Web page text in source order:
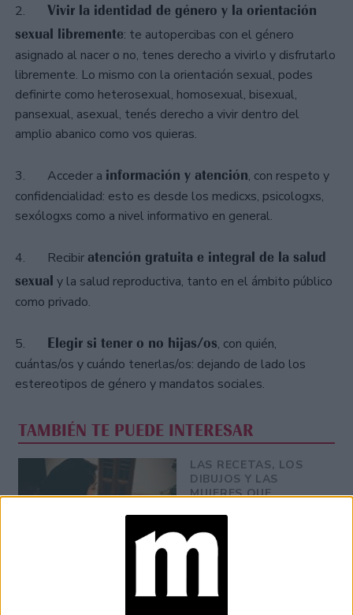
2. Vivir la identidad de género y la orientación
sexual libremente: te autopercibas con el género
asignado al nacer o no, tenes derecho a vivirlo y disfrutarlo
libremente. Lo mismo con la orientación sexual, podes
definirte como heterosexual, homosexual, bisexual,
pansexual, asexual, tenés derecho a vivir dentro del
amplio abanico como vos quieras.
3. Acceder a información y atención, con respeto y
confidencialidad: esto es desde los medicxs, psicologxs,
sexólogxs como a nivel informativo en general.
4. Recibir atención gratuita e integral de la salud
sexual y la salud reproductiva, tanto en el ámbito público
como privado.
5. Elegir si tener o no hijas/os, con quién,
cuántas/os y cuándo tenerlas/os: dejando de lado los
estereotipos de género y mandatos sociales.
TAMBIÉN TE PUEDE INTERESAR
LAS RECETAS, LOS
DIBUJOS Y LAS
MUJERES QUE
RECUERDO DE IRÁN
PROMEDIO DE LA